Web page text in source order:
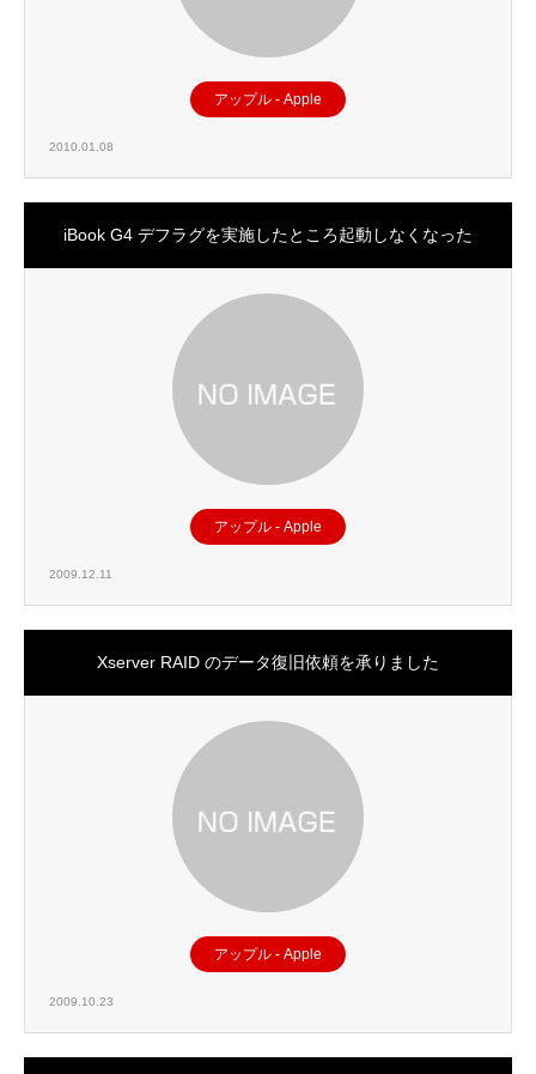
アップル - Apple
2010.01.08
iBook G4 デフラグを実施したところ起動しなくなった
アップル - Apple
2009.12.11
Xserver RAID のデータ復旧依頼を承りました
アップル - Apple
2009.10.23